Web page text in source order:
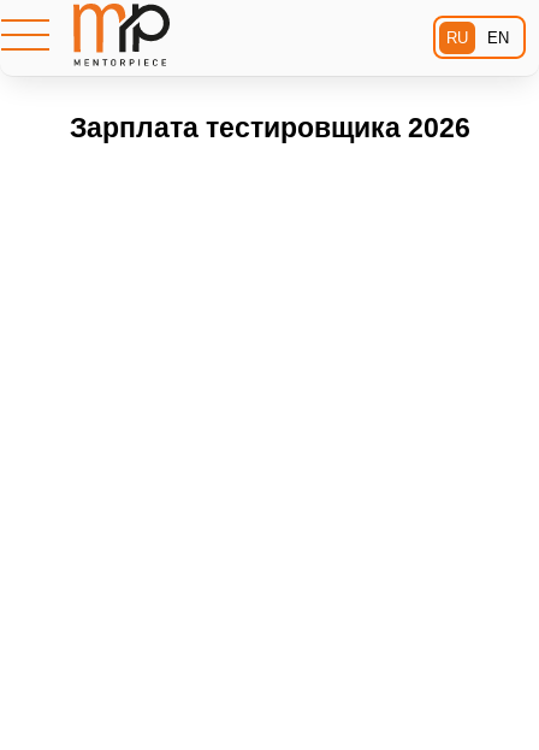
RU EN
Зарплата тестировщика 2026